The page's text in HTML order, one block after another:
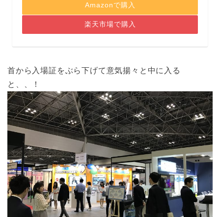
Amazonで購入
楽天市場で購入
首から入場証をぶら下げて意気揚々と中に入る
と、、！